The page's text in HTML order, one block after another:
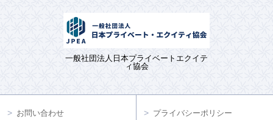
一般社団法人日本プライベートエクイテ
ィ協会
お問い合わせ プライバシーポリシー